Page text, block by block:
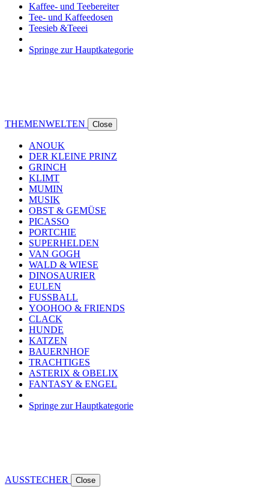
Kaffee- und Teebereiter
Tee- und Kaffeedosen
Teesieb &Teeei
Springe zur Hauptkategorie
THEMENWELTEN Close
ANOUK
DER KLEINE PRINZ
GRINCH
KLIMT
MUMIN
MUSIK
OBST & GEMÜSE
PICASSO
PORTCHIE
SUPERHELDEN
VAN GOGH
WALD & WIESE
DINOSAURIER
EULEN
FUSSBALL
YOOHOO & FRIENDS
CLACK
HUNDE
KATZEN
BAUERNHOF
TRACHTIGES
ASTERIX & OBELIX
FANTASY & ENGEL
Springe zur Hauptkategorie
AUSSTECHER Close